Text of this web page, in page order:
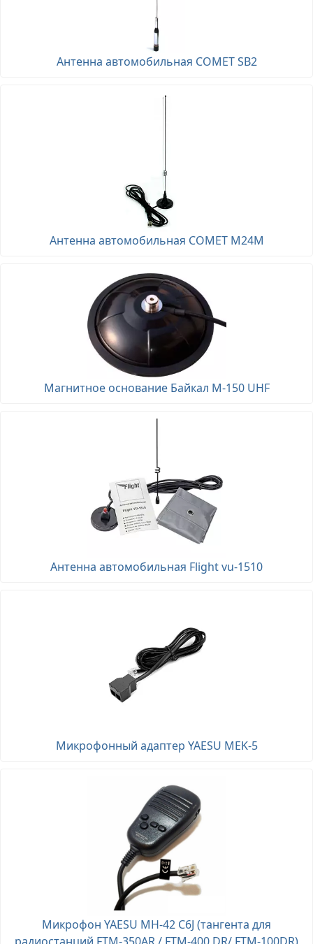
Антенна автомобильная COMET SB2
Антенна автомобильная COMET M24M
Магнитное основание Байкал M-150 UHF
Антенна автомобильная Flight vu-1510
Микрофонный адаптер YAESU MEK-5
Микрофон YAESU MH-42 C6J (тангента для